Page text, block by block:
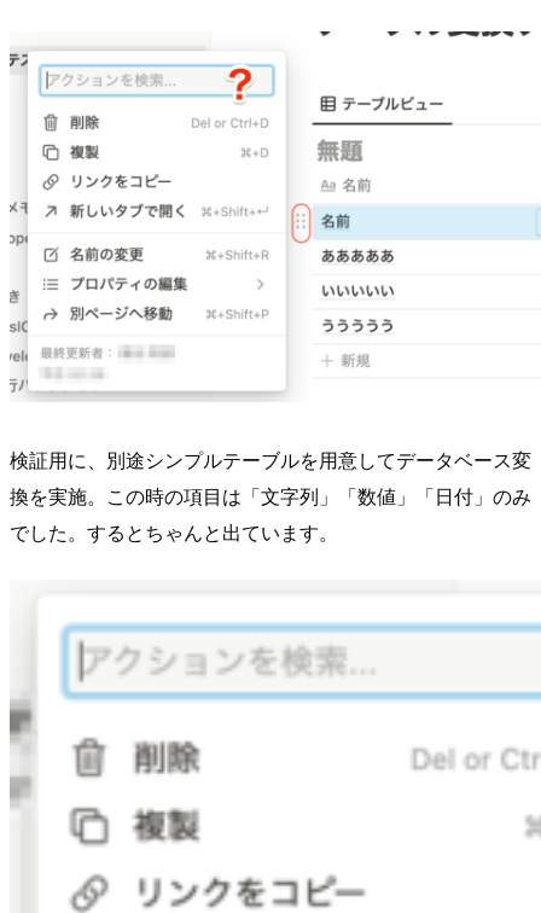
検証用に、別途シンプルテーブルを用意してデータベース変
換を実施。この時の項目は「文字列」「数値」「日付」のみ
でした。するとちゃんと出ています。